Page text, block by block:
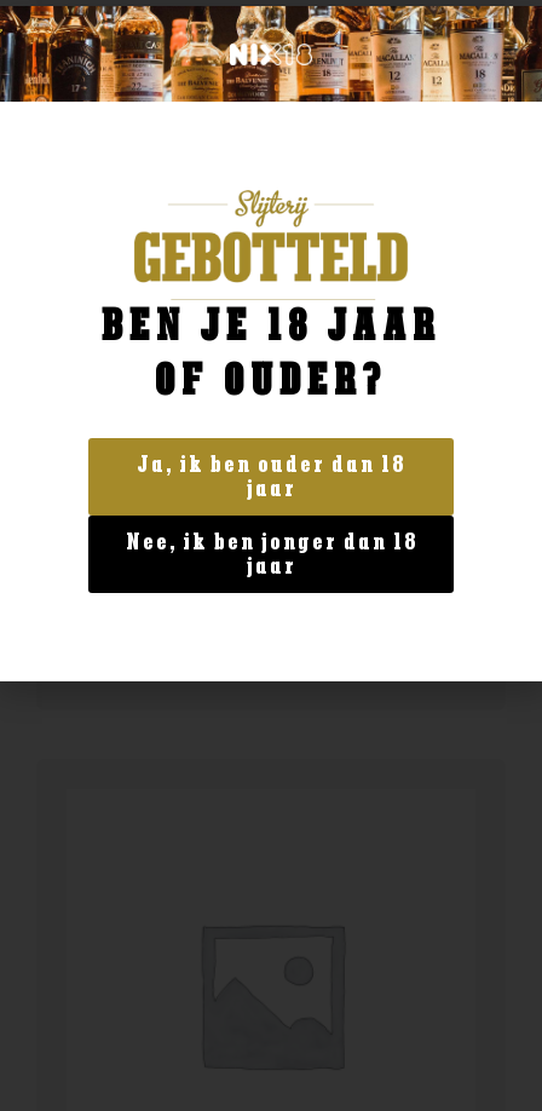
Land van herkomst
Ardbeg 14yo Anthology
144,99
BEN JE 18 JAAR
OF OUDER?
Ja, ik ben ouder dan 18
jaar
Nee, ik ben jonger dan 18
jaar